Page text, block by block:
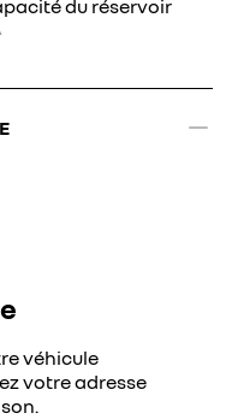
du réservoir
véhicule
votre adresse